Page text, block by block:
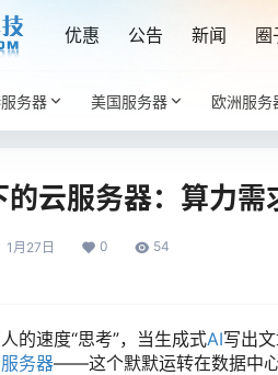
优惠 公告 新闻 圈
务器 美国服务器 欧洲服务
的云服务器：算力需
1月27日 0 54
的速度“思考”，当生成式AI写出
务器——这个默默运转在数据中心